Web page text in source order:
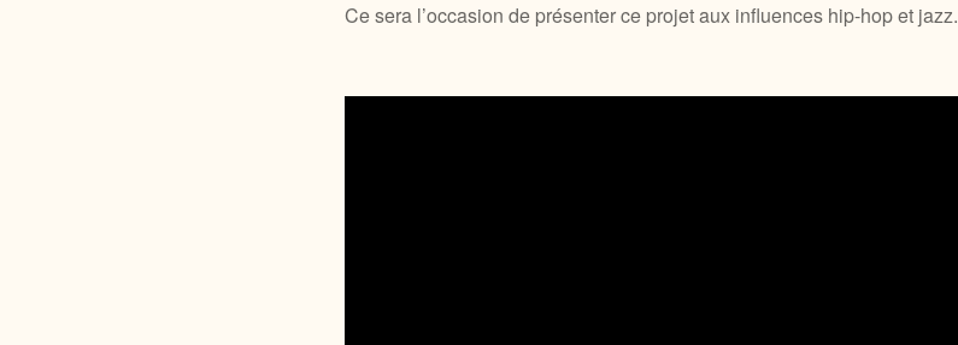
Ce sera l’occasion de présenter ce projet aux influences hip-hop et jazz.